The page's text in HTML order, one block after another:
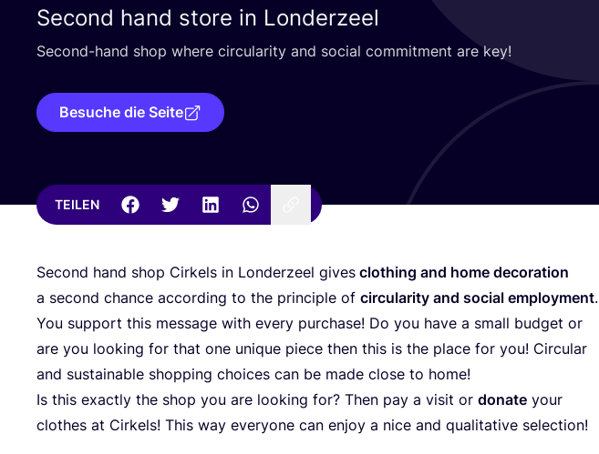
Second hand store in Londerzeel
Second-hand shop whe­re cir­cu­la­ri­ty and social com­mit­ment are key!
Besuche die Seite
TEILEN
Second hand shop Cir­kels in Lon­der­ze­el gives clot­hing and home deco­ra­ti­on
a second chan­ce accor­ding to the prin­ci­ple of cir­cu­la­ri­ty and social employ­ment.
You sup­port this mes­sa­ge with every purcha­se! Do you have a small bud­get or
are you loo­king for that one uni­que pie­ce then this is the place for you! Cir­cu­lar
and sus­tainable shop­ping choices can be made clo­se to home!
Is this exact­ly the shop you are loo­king for? Then pay a visit or dona­te your
clo­thes at Cir­kels! This way ever­yo­ne can enjoy a nice and qua­li­ta­ti­ve selection!